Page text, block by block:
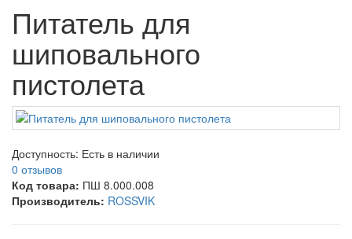
Питатель для
шиповального
пистолета
Доступность: Есть в наличии
0 отзывов
Код товара: ПШ 8.000.008
Производитель: ROSSVIK